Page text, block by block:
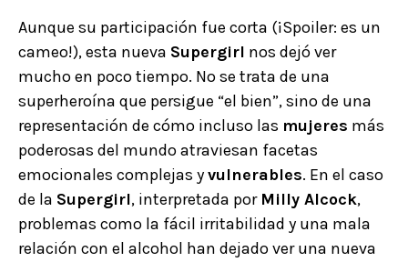
Aunque su participación fue corta (¡Spoiler: es un
cameo!), esta nueva Supergirl nos dejó ver
mucho en poco tiempo. No se trata de una
superheroína que persigue “el bien”, sino de una
representación de cómo incluso las mujeres más
poderosas del mundo atraviesan facetas
emocionales complejas yvulnerables. En el caso
de la Supergirl, interpretada por Milly Alcock,
problemas como la fácil irritabilidad y una mala
relación con el alcohol han dejado ver una nueva